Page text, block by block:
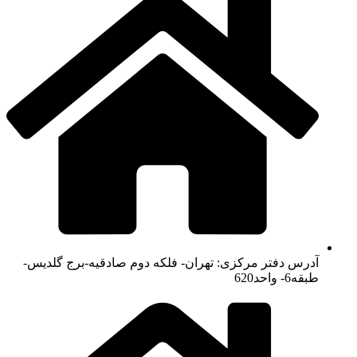
مرکزی: تهران- فلکه دوم صادقیه-برج گلدیس-